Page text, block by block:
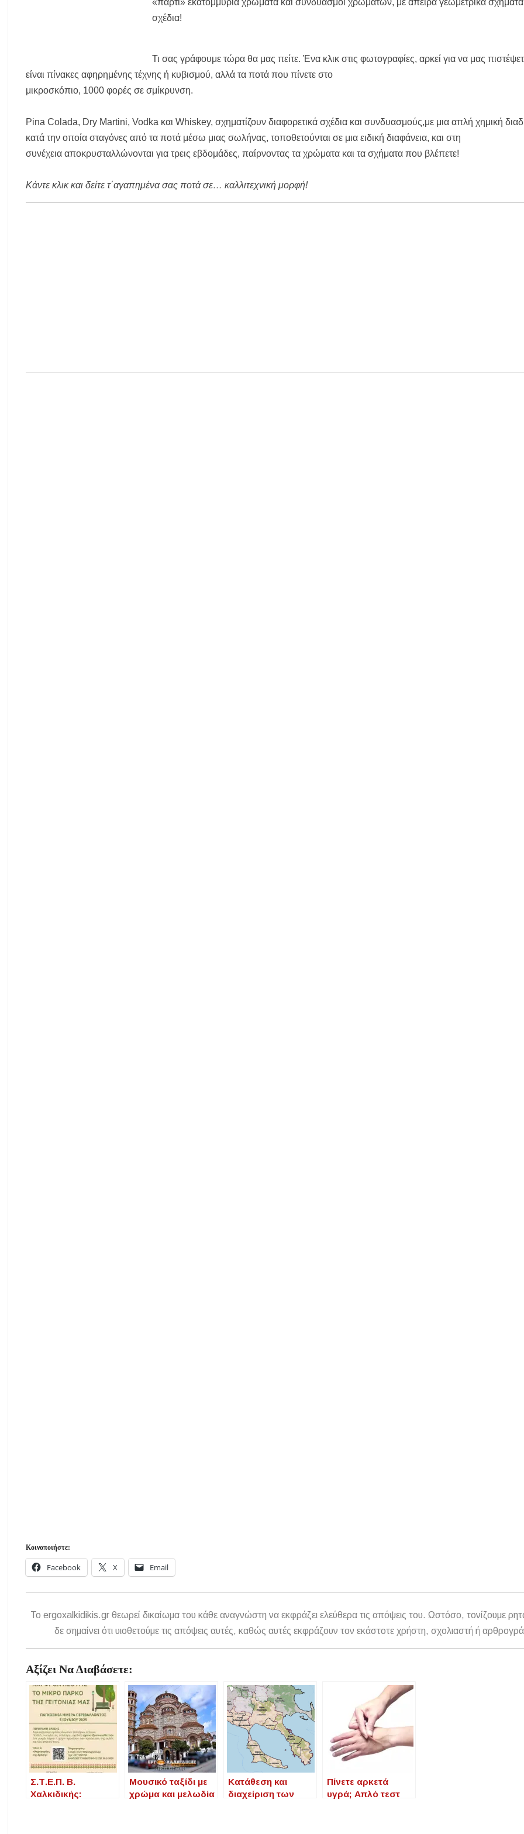
Χαλκιδική: Διάσωση 49χρονης Γερμανίδας σε δύσβατο σημείο στη Συκιά
Χαλκιδική: Πρωταθλήτρια στις καταγγελίες για παραλίες – Σφραγίσεις και πρόστιμα μετά τους ελέγχους
«πάρτι» εκατομμύρια χρώματα και συνδυασμοί χρωμάτων, με άπειρα γεωμετρικά σχήματα
σχέδια!
Τι σας γράφουμε τώρα θα μας πείτε. Ένα κλικ στις φωτογραφίες, αρκεί για να μας
είναι πίνακες αφηρημένης τέχνης ή κυβισμού, αλλά τα ποτά που πίνετε στο
μικροσκόπιο, 1000 φορές σε σμίκρυνση.
Pina Colada, Dry Martini, Vodka και Whiskey, σχηματίζουν διαφορετικά σχέδια και συνδυασμούς,με μια απλή χημική
κατά την οποία σταγόνες από τα ποτά μέσω μιας σωλήνας, τοποθετούνται σε μια ειδική διαφάνεια, και στη
συνέχεια αποκρυσταλλώνονται για τρεις εβδομάδες, παίρνοντας τα χρώματα και τα σχήματα που βλέπετε!
Κάντε κλικ και δείτε τ΄αγαπημένα σας ποτά σε… καλλιτεχνική μορφή!
Κοινοποιήστε:
Facebook X Email
To ergoxalkidikis.gr θεωρεί δικαίωμα του κάθε αναγνώστη να εκφράζει ελεύθερα τις απόψεις του. Ωστόσο, τονίζουμε
δε σημαίνει ότι υιοθετούμε τις απόψεις αυτές, καθώς αυτές εκφράζουν τον εκάστοτε χρήστη, σχολιαστή ή
Αξίζει Να Διαβάσετε:
Σ.Τ.Ε.Π. Β.
Χαλκιδικής:
Μουσικό ταξίδι με
χρώμα και μελωδία
Κατάθεση και
διαχείριση των
Πίνετε αρκετά
υγρά; Απλό τεστ